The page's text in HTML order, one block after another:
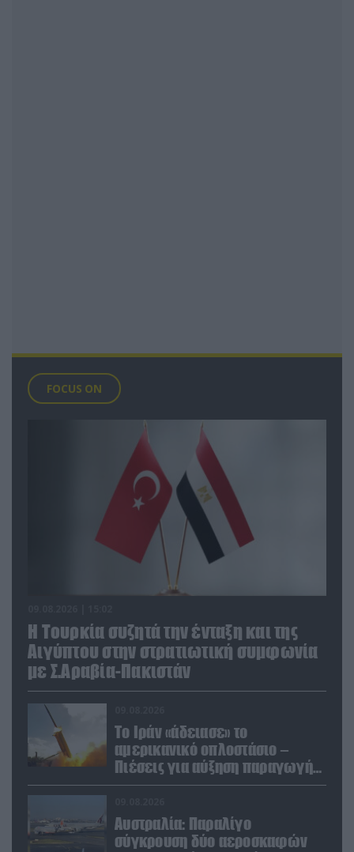
FOCUS ON
Η Τουρκία συζητά την ένταξη και της
Αιγύπτου στην στρατιωτική συμφωνία
με Σ.Αραβία-Πακιστάν
Το Ιράν «άδειασε» το
αμερικανικό οπλοστάσιο –
Πιέσεις για αύξηση παραγωγής
Patriot και THAAD
Αυστραλία: Παραλίγο
σύγκρουση δύο αεροσκαφών